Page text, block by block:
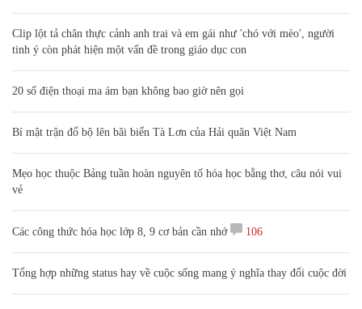
Clip lột tả chân thực cảnh anh trai và em gái như 'chó với mèo', người
tinh ý còn phát hiện một vấn đề trong giáo dục con
20 số điện thoại ma ám bạn không bao giờ nên gọi
Bí mật trận đổ bộ lên bãi biển Tà Lơn của Hải quân Việt Nam
Mẹo học thuộc Bảng tuần hoàn nguyên tố hóa học bằng thơ, câu nói vui
vẻ
Các công thức hóa học lớp 8, 9 cơ bản cần nhớ 106
Tổng hợp những status hay về cuộc sống mang ý nghĩa thay đổi cuộc đời